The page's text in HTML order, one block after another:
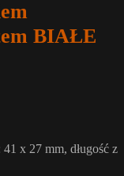
BIAŁE
x 27 mm, długość z